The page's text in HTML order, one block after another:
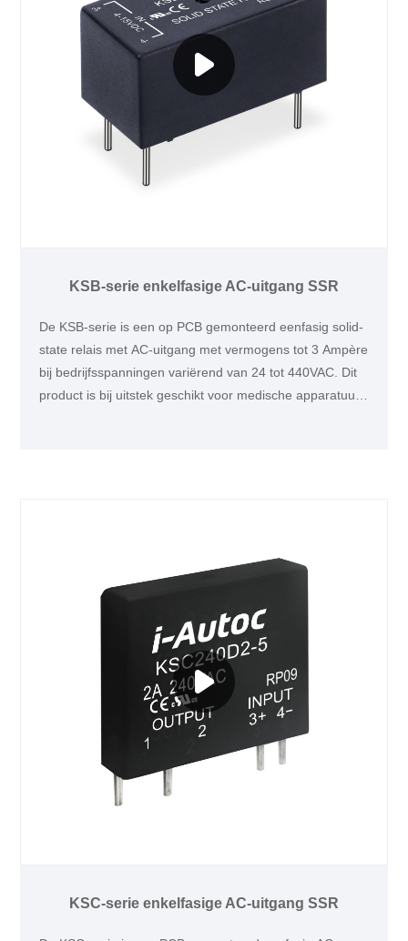
KSB-serie enkelfasige AC-uitgang SSR
De KSB-serie is een op PCB gemonteerd eenfasig solid-
state relais met AC-uitgang met vermogens tot 3 Ampère
bij bedrijfsspanningen variërend van 24 tot 440VAC. Dit
product is bij uitstek geschikt voor medische apparatuur,
KSC-serie enkelfasige AC-uitgang SSR